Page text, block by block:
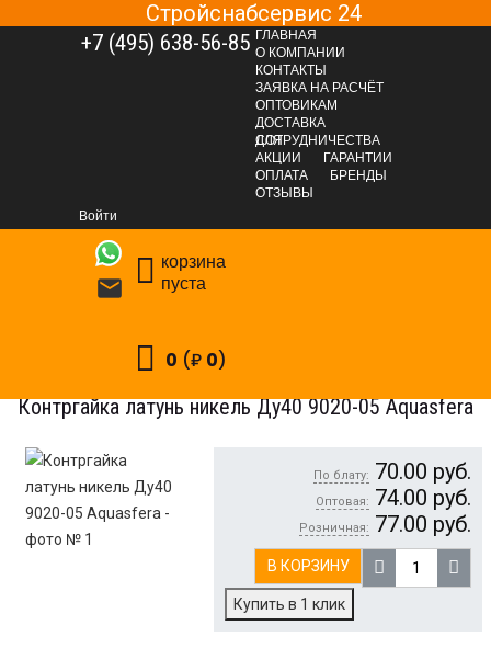
Стройснабсервис 24
+7 (495) 638-56-85 ГЛАВНАЯ
О КОМПАНИИ
КОНТАКТЫ
ЗАЯВКА НА РАСЧЁТ
ОПТОВИКАМ
ДОСТАВКА
ДЛЯ СОТРУДНИЧЕСТВА
АКЦИИ
ГАРАНТИИ
ОПЛАТА
БРЕНДЫ
ОТЗЫВЫ
Войти

корзина
пуста
0 (₽ 0)
САНТЕХНИЧЕСКАЯ ГРУППА
Трубы и фитинги
Контргайки латунные
Контргайка латунь никель Ду40 9020-05 Aquasfera
Контргайка латунь никель Ду40 9020-05 Aquasfera
По блату: 70.00 руб.
Оптовая: 74.00 руб.
Розничная: 77.00 руб.
В КОРЗИНУ
Купить в 1 клик